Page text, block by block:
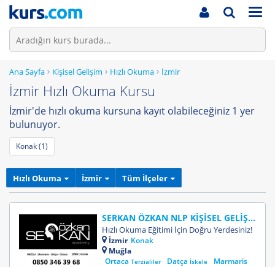
Ana Sayfa Kişisel Gelişim Hızlı Okuma İzmir
İzmir Hızlı Okuma Kursu
İzmir'de hızlı okuma kursuna kayıt olabileceğiniz 1 yer
bulunuyor.
Konak (1)
Hızlı Okuma İzmir Tüm İlçeler
SERKAN ÖZKAN NLP KİŞİSEL GELİŞİM ve KOÇLUK MERKEZİ
Hızlı Okuma Eğitimi İçin Doğru Yerdesiniz!
İzmir Konak
Muğla
OrtacaTerzialiler Datça İskele Marmaris